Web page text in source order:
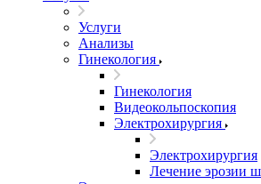
Услуги
Анализы
Гинекология
Гинекология
Видеокольпоскопия
Электрохирургия
Электрохирургия
Лечение эрозии